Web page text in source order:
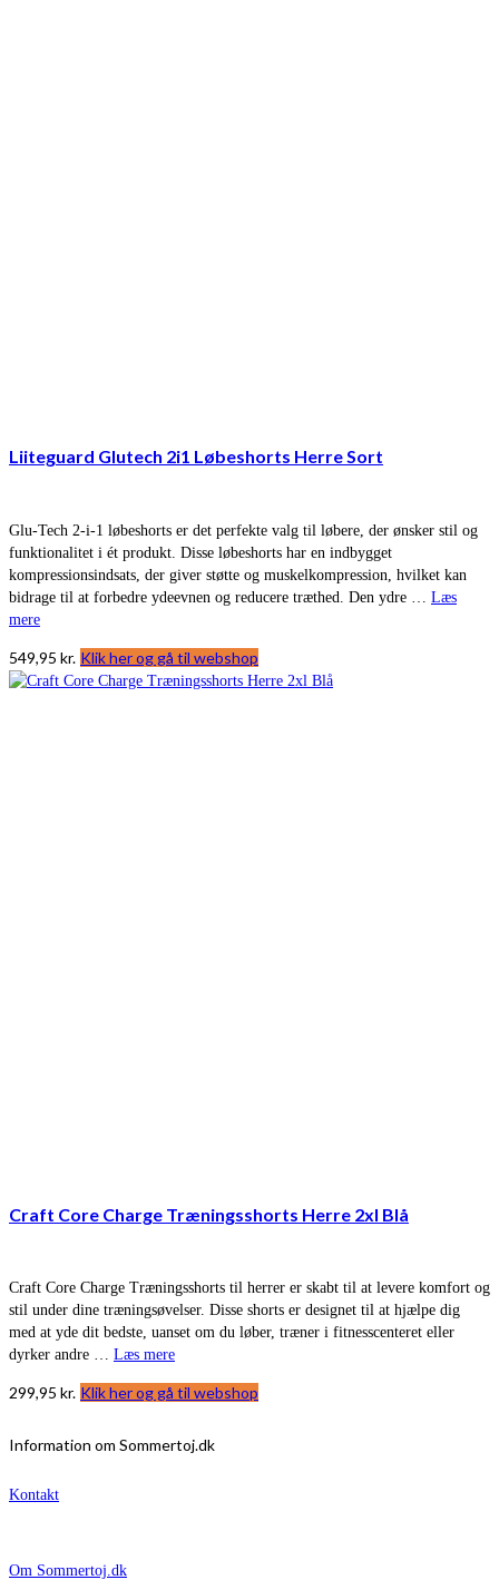
Liiteguard Glutech 2i1 Løbeshorts Herre Sort
Glu-Tech 2-i-1 løbeshorts er det perfekte valg til løbere, der ønsker stil og
funktionalitet i ét produkt. Disse løbeshorts har en indbygget
kompressionsindsats, der giver støtte og muskelkompression, hvilket kan
bidrage til at forbedre ydeevnen og reducere træthed. Den ydre … Læs
mere
549,95 kr. Klik her og gå til webshop
Craft Core Charge Træningsshorts Herre 2xl Blå
Craft Core Charge Træningsshorts til herrer er skabt til at levere komfort og
stil under dine træningsøvelser. Disse shorts er designet til at hjælpe dig
med at yde dit bedste, uanset om du løber, træner i fitnesscenteret eller
dyrker andre … Læs mere
299,95 kr. Klik her og gå til webshop
Information om Sommertoj.dk
Kontakt
Om Sommertoj.dk